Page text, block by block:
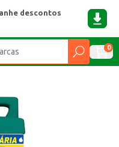
descontos
0